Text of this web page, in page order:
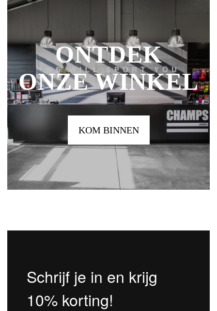
ONTDEK
ONZE WINKEL
KOM BINNEN
Schrijf je in en krijg
10% korting!